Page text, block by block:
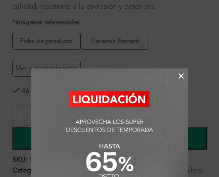
calidad, resistente a la corrosión y deterioro.
*Imágenes referenciales
Ficha de producto Garantía Ferretti
Uso y mantenimiento
46 disponibles
SKU: FA1030
Categorías:
Ambientes, Baño
Toallero